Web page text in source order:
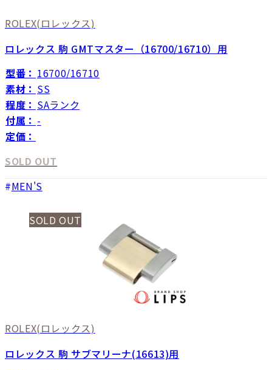
ROLEX(ロレックス)
ロレックス 駒 GMTマスター（16700/16710）用
型番： 16700/16710
素材： SS
程度： SAランク
付属： -
定価：
SOLD OUT
MEN'S
SOLD OUT
ROLEX(ロレックス)
ロレックス 駒 サブマリーナ(16613)用